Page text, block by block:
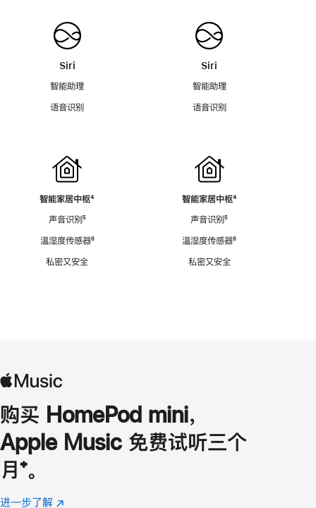
Siri
智能助理
语音识别
智能家居中枢脚
⁴
声音识别脚
⁵
温湿度传感器脚
⁶
私密又安全
Siri
智能助理
语音识别
智能家居中枢脚
⁴
声音识别脚
⁵
温湿度传感器脚
⁶
私密又安全
购买 HomePod mini，
Apple Music 免费试听三个
月 脚
注
⁺。
进一步了解 Apple
(在